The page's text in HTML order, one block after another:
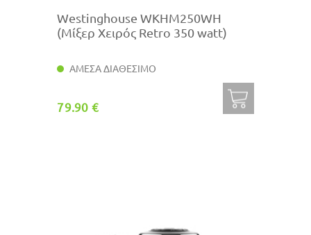
Westinghouse WKHM250WH
(Μίξερ Χειρός Retro 350 watt)
ΑΜΕΣΑ ΔΙΑΘΕΣΙΜΟ
79.90 €